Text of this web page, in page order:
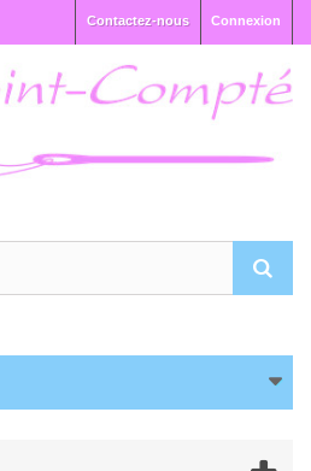
Connexion
Contactez-nous